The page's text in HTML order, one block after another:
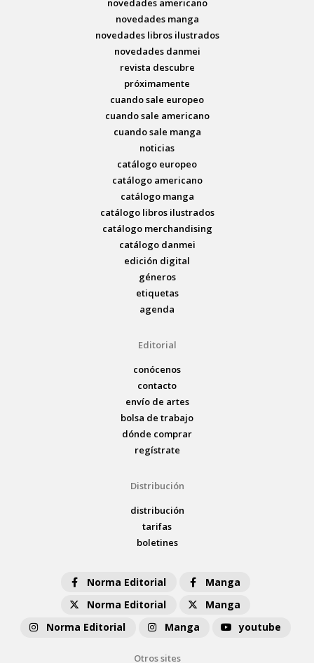
novedades americano
novedades manga
novedades libros ilustrados
novedades danmei
revista descubre
próximamente
cuando sale europeo
cuando sale americano
cuando sale manga
noticias
catálogo europeo
catálogo americano
catálogo manga
catálogo libros ilustrados
catálogo merchandising
catálogo danmei
edición digital
géneros
etiquetas
agenda
Editorial
conócenos
contacto
envío de artes
bolsa de trabajo
dónde comprar
regístrate
Distribución
distribución
tarifas
boletines
Norma Editorial
Manga
Norma Editorial
Manga
Norma Editorial
Manga youtube
Otros sites